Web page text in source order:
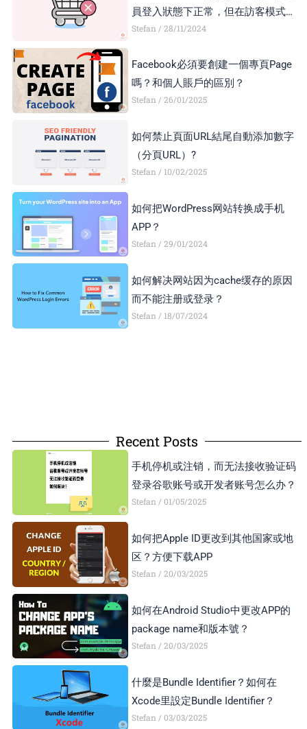
員登入狀態下正常，但在訪客模式下
顯示異常，如何解決？
Stefan 28/11/2024
Facebook必須要創建一個專頁Page
嗎？和個人賬戶的區別？
Stefan 26/01/2025
如何禁止頁面URL結尾自動添加數字
（分頁URL）?
Stefan 10/02/2025
如何把WordPress网站转换成手机
APP？
Stefan 29/01/2024
如何解决网站因为cache缓存的原因
而不能注册或登录？
Stefan 18/07/2024
Recent Posts
手机停机或注销，而无法接收验证码
登录谷歌账号或开发者账号怎么办？
Stefan 01/05/2025
如何把Apple ID更改到其他国家或地
区？方便下载APP
Stefan 20/03/2025
如何在Android Studio中更改APP的
package name和版本號？
Stefan 20/03/2025
什麼是Bundle Identifier？如何在
Xcode里設定Bundle Identifier？
Stefan 03/03/2025